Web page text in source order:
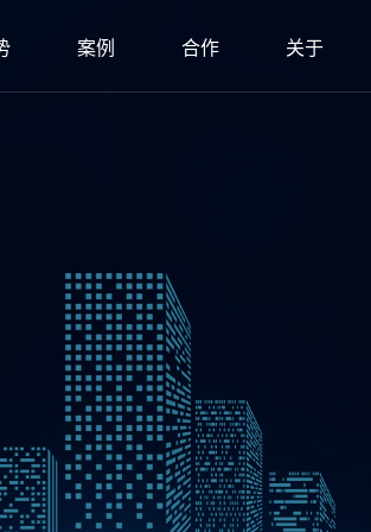
案例 合作 关于